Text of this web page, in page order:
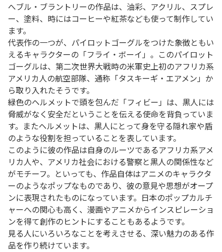
へブル・ブラントリーの作品は、油彩、アクリル、スプレ
ー、塗料、時にはコーヒーや紅茶なども使って制作してい
ます。
代表作の一つが、パイロットゴーグルをつけた象徴ともい
えるキャラクターの「フライ・ボーイ」。このパイロット
ゴーグルは、第二次世界大戦時の米軍史上初のアフリカ系
アメリカ人の航空部隊、通称「タスキーギ・エアメン」か
ら取り入れたそうです。
緑色のヘルメットで頭を包んだ「フィビー」は、黒人には
脅威がなく安全だということを伝える使命を背負っていま
す。またヘルメットは、黒人にとって身を守る隠れ家や盾
のような役割を担っていることを表しています。
このように彼の作品は自身のルーツであるアフリカ系アメ
リカ人や、アメリカ社会における警察と黒人の関係性など
がモチーフ。といっても、作品自体はアニメのキャラクタ
ーのようなポップなものであり、彼の意見や思想がオープ
ンに表現されたものになっています。日本のポップカルチ
ャーへの関心も高く、漫画やアニメからインスピレーショ
ンを得て創作のヒントにすることもあるようです。
見る人にいろいろなことを考えさせる、深い魅力のある作
品を作り続けています。